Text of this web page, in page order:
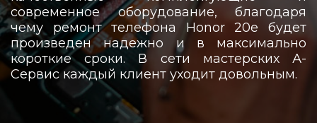
современное оборудование, благодаря
чему ремонт телефона Honor 20e будет
произведен надежно и в максимально
короткие сроки. В сети мастерских А-
Сервис каждый клиент уходит довольным.